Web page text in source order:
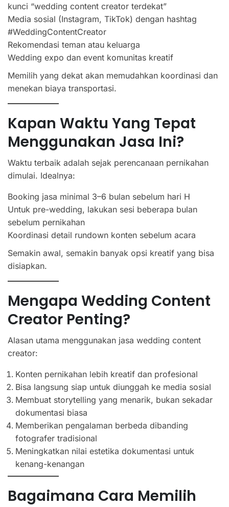
kunci “wedding content creator terdekat”
Media sosial (Instagram, TikTok) dengan hashtag
#WeddingContentCreator
Rekomendasi teman atau keluarga
Wedding expo dan event komunitas kreatif
Memilih yang dekat akan memudahkan koordinasi dan
menekan biaya transportasi.
Kapan Waktu Yang Tepat
Menggunakan Jasa Ini?
Waktu terbaik adalah sejak perencanaan pernikahan
dimulai. Idealnya:
Booking jasa minimal 3–6 bulan sebelum hari H
Untuk pre-wedding, lakukan sesi beberapa bulan
sebelum pernikahan
Koordinasi detail rundown konten sebelum acara
Semakin awal, semakin banyak opsi kreatif yang bisa
disiapkan.
Mengapa Wedding Content
Creator Penting?
Alasan utama menggunakan jasa wedding content
creator:
Konten pernikahan lebih kreatif dan profesional
Bisa langsung siap untuk diunggah ke media sosial
Membuat storytelling yang menarik, bukan sekadar
dokumentasi biasa
Memberikan pengalaman berbeda dibanding
fotografer tradisional
Meningkatkan nilai estetika dokumentasi untuk
kenang-kenangan
Bagaimana Cara Memilih